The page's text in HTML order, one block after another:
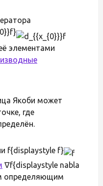
элементами
Якоби может
где
f{displaystyle f}
∇f{displaystyle nabla
определяющим